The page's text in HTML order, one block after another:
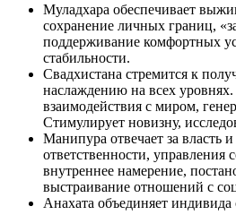
Муладхара обеспечивает
сохранение личных границ,
поддерживание комфортных
стабильности.
Свадхистана стремится к
наслаждению на всех уровнях.
взаимодействия с миром,
Стимулирует новизну,
Манипура отвечает за власть
ответственности, управления
внутреннее намерение,
выстраивание отношений с
Анахата объединяет